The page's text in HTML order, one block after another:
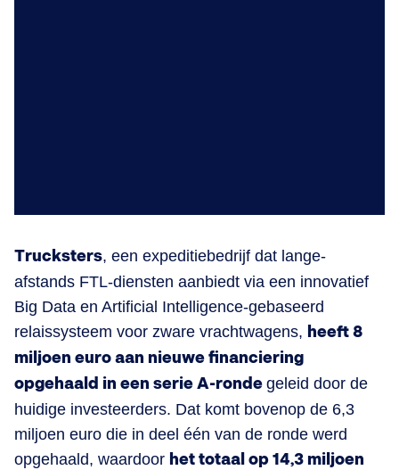
Trucksters, een expeditiebedrijf dat lange-
afstands FTL-diensten aanbiedt via een innovatief
Big Data en Artificial Intelligence-gebaseerd
relaissysteem voor zware vrachtwagens, heeft 8
miljoen euro aan nieuwe financiering
opgehaald in een serie A-ronde geleid door de
huidige investeerders. Dat komt bovenop de 6,3
miljoen euro die in deel één van de ronde werd
opgehaald, waardoor het totaal op 14,3 miljoen